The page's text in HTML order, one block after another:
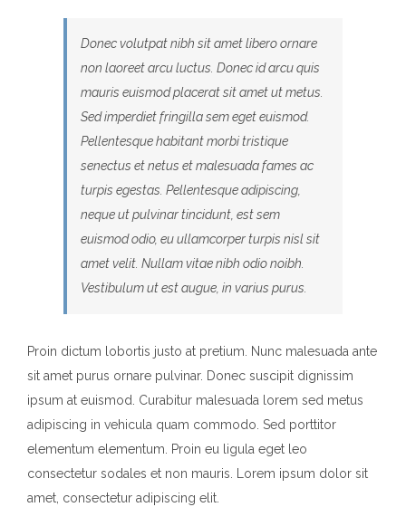
Donec volutpat nibh sit amet libero ornare
non laoreet arcu luctus. Donec id arcu quis
mauris euismod placerat sit amet ut metus.
Sed imperdiet fringilla sem eget euismod.
Pellentesque habitant morbi tristique
senectus et netus et malesuada fames ac
turpis egestas. Pellentesque adipiscing,
neque ut pulvinar tincidunt, est sem
euismod odio, eu ullamcorper turpis nisl sit
amet velit. Nullam vitae nibh odio noibh.
Vestibulum ut est augue, in varius purus.
Proin dictum lobortis justo at pretium. Nunc malesuada ante
sit amet purus ornare pulvinar. Donec suscipit dignissim
ipsum at euismod. Curabitur malesuada lorem sed metus
adipiscing in vehicula quam commodo. Sed porttitor
elementum elementum. Proin eu ligula eget leo
consectetur sodales et non mauris. Lorem ipsum dolor sit
amet, consectetur adipiscing elit.